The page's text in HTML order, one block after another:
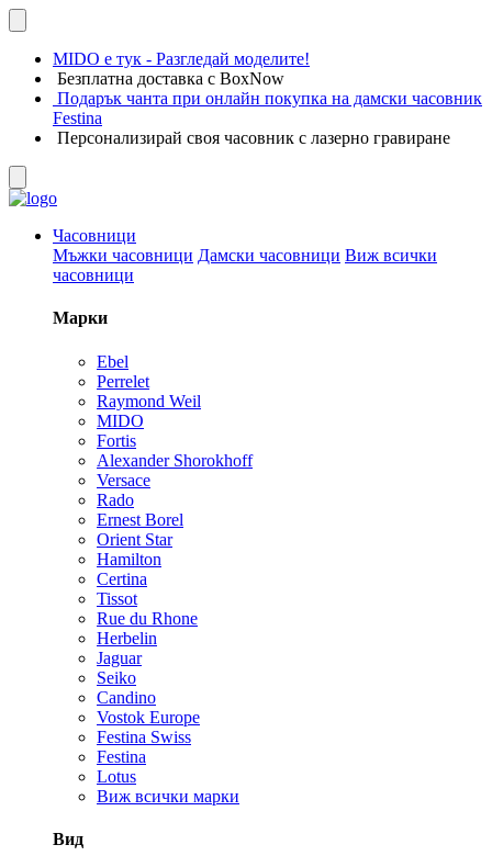
MIDO е тук - Разгледай моделите!
Безплатна доставка с BoxNow
Подарък чанта при онлайн покупка на дамски часовник
Festina
Персонализирай своя часовник с лазерно гравиране
Часовници
Мъжки часовници Дамски часовници Виж всички
часовници
Марки
Ebel
Perrelet
Raymond Weil
MIDO
Fortis
Alexander Shorokhoff
Versace
Rado
Ernest Borel
Orient Star
Hamilton
Certina
Tissot
Rue du Rhone
Herbelin
Jaguar
Seiko
Candino
Vostok Europe
Festina Swiss
Festina
Lotus
Виж всички марки
Вид